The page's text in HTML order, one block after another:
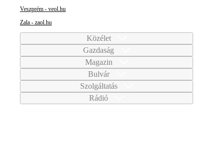
Veszprém - veol.hu
Zala - zaol.hu
Közélet
Gazdaság
Magazin
Bulvár
Szolgáltatás
Rádió